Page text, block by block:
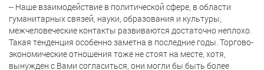
-- Наше взаимодействие в политической сфере, в области
гуманитарных связей, науки, образования и культуры,
межчеловеческие контакты развиваются достаточно неплохо.
Такая тенденция особенно заметна в последние годы. Торгово-
экономические отношения тоже не стоят на месте, хотя,
вынужден с Вами согласиться, они могли бы быть более